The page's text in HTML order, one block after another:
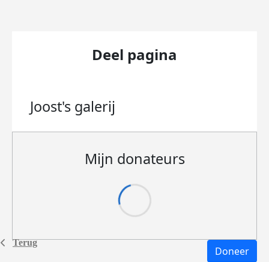
Terug
Deel pagina
Joost's galerij
Mijn donateurs
Doneer